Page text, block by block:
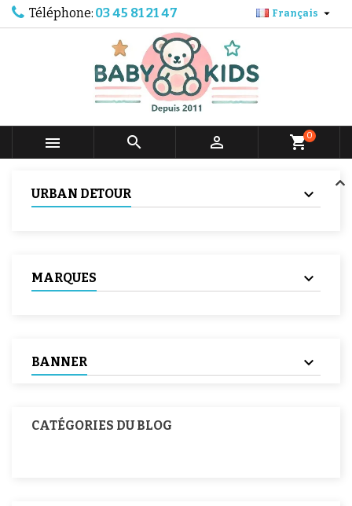
Téléphone: 03 45 81 21 47 Français 
   shopping_cart0
URBAN DETOUR
MARQUES
BANNER
CATÉGORIES DU BLOG